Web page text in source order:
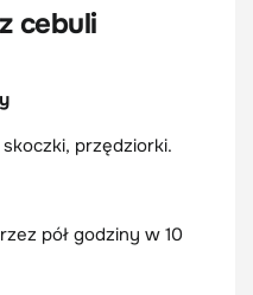
cebuli
przędziorki.
pół godziny w 10